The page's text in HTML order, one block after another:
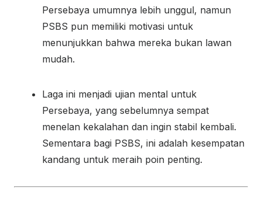
Persebaya umumnya lebih unggul, namun
PSBS pun memiliki motivasi untuk
menunjukkan bahwa mereka bukan lawan
mudah.
Laga ini menjadi ujian mental untuk
Persebaya, yang sebelumnya sempat
menelan kekalahan dan ingin stabil kembali.
Sementara bagi PSBS, ini adalah kesempatan
kandang untuk meraih poin penting.